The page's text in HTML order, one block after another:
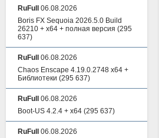
RuFull
06.08.2026
Boris FX Sequoia 2026.5.0 Build
26210 + x64 + полная версия (295
637)
RuFull
06.08.2026
Chaos Enscape 4.19.0.2748 x64 +
Библиотеки (295 637)
RuFull
06.08.2026
Boot-US 4.2.4 + x64 (295 637)
RuFull
06.08.2026